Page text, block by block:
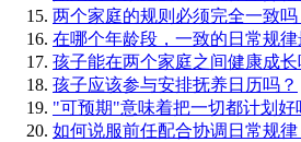
两个家庭的规则必须完全一致吗
在哪个年龄段，一致的日常规律
孩子能在两个家庭之间健康成长
孩子应该参与安排抚养日历吗？
"可预期"意味着把一切都计划好
如何说服前任配合协调日常规律